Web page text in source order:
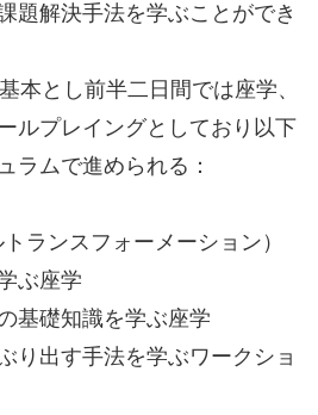
題解決手法を学ぶことができ
本とし前半二日間では座学、
ルプレイングとしており以下
ラムで進められる：
ランスフォーメーション）
ぶ座学
基礎知識を学ぶ座学
り出す手法を学ぶワークショ